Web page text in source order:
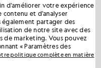
d'améliorer votre expérience
contenu et d'analyser
également partager des
de notre site avec des
de marketing. Vous pouvez
« Paramètres des
politique complète en matière